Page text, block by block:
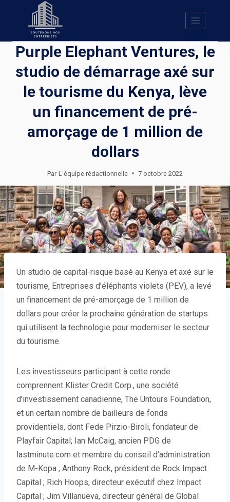
Purple Elephant Ventures, le
studio de démarrage axé sur
le tourisme du Kenya, lève
un financement de pré-
amorçage de 1 million de
dollars
Par L'équipe rédactionnelle 7 octobre 2022
Un studio de capital-risque basé au Kenya et axé sur le
tourisme, Entreprises d’éléphants violets (PEV), a levé
un financement de pré-amorçage de 1 million de
dollars pour créer la prochaine génération de startups
qui utilisent la technologie pour moderniser le secteur
du tourisme.
Les investisseurs participant à cette ronde
comprennent Klister Credit Corp., une société
d’investissement canadienne, The Untours Foundation,
et un certain nombre de bailleurs de fonds
providentiels, dont Fede Pirzio-Biroli, fondateur de
Playfair Capital; Ian McCaig, ancien PDG de
lastminute.com et membre du conseil d’administration
de M-Kopa ; Anthony Rock, président de Rock Impact
Capital ; Rich Hoops, directeur exécutif chez Impact
Capital ; Jim Villanueva, directeur général de Global